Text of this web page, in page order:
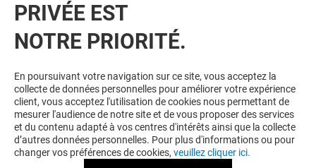
VOUS EN VOULEZ PLUS ? VOUS
AIMEREZ PEUT-ÊTRE
PRIVÉE EST
NOTRE PRIORITÉ.
En poursuivant votre navigation sur ce site, vous acceptez la
collecte de données personnelles pour améliorer votre expérience
client, vous acceptez l'utilisation de cookies nous permettant de
mesurer l'audience de notre site et de vous proposer des services
et du contenu adapté à vos centres d'intérêts ainsi que la collecte
d’autres données personnelles. Pour plus d'informations ou pour
changer vos préférences de cookies, veuillez cliquer ici.